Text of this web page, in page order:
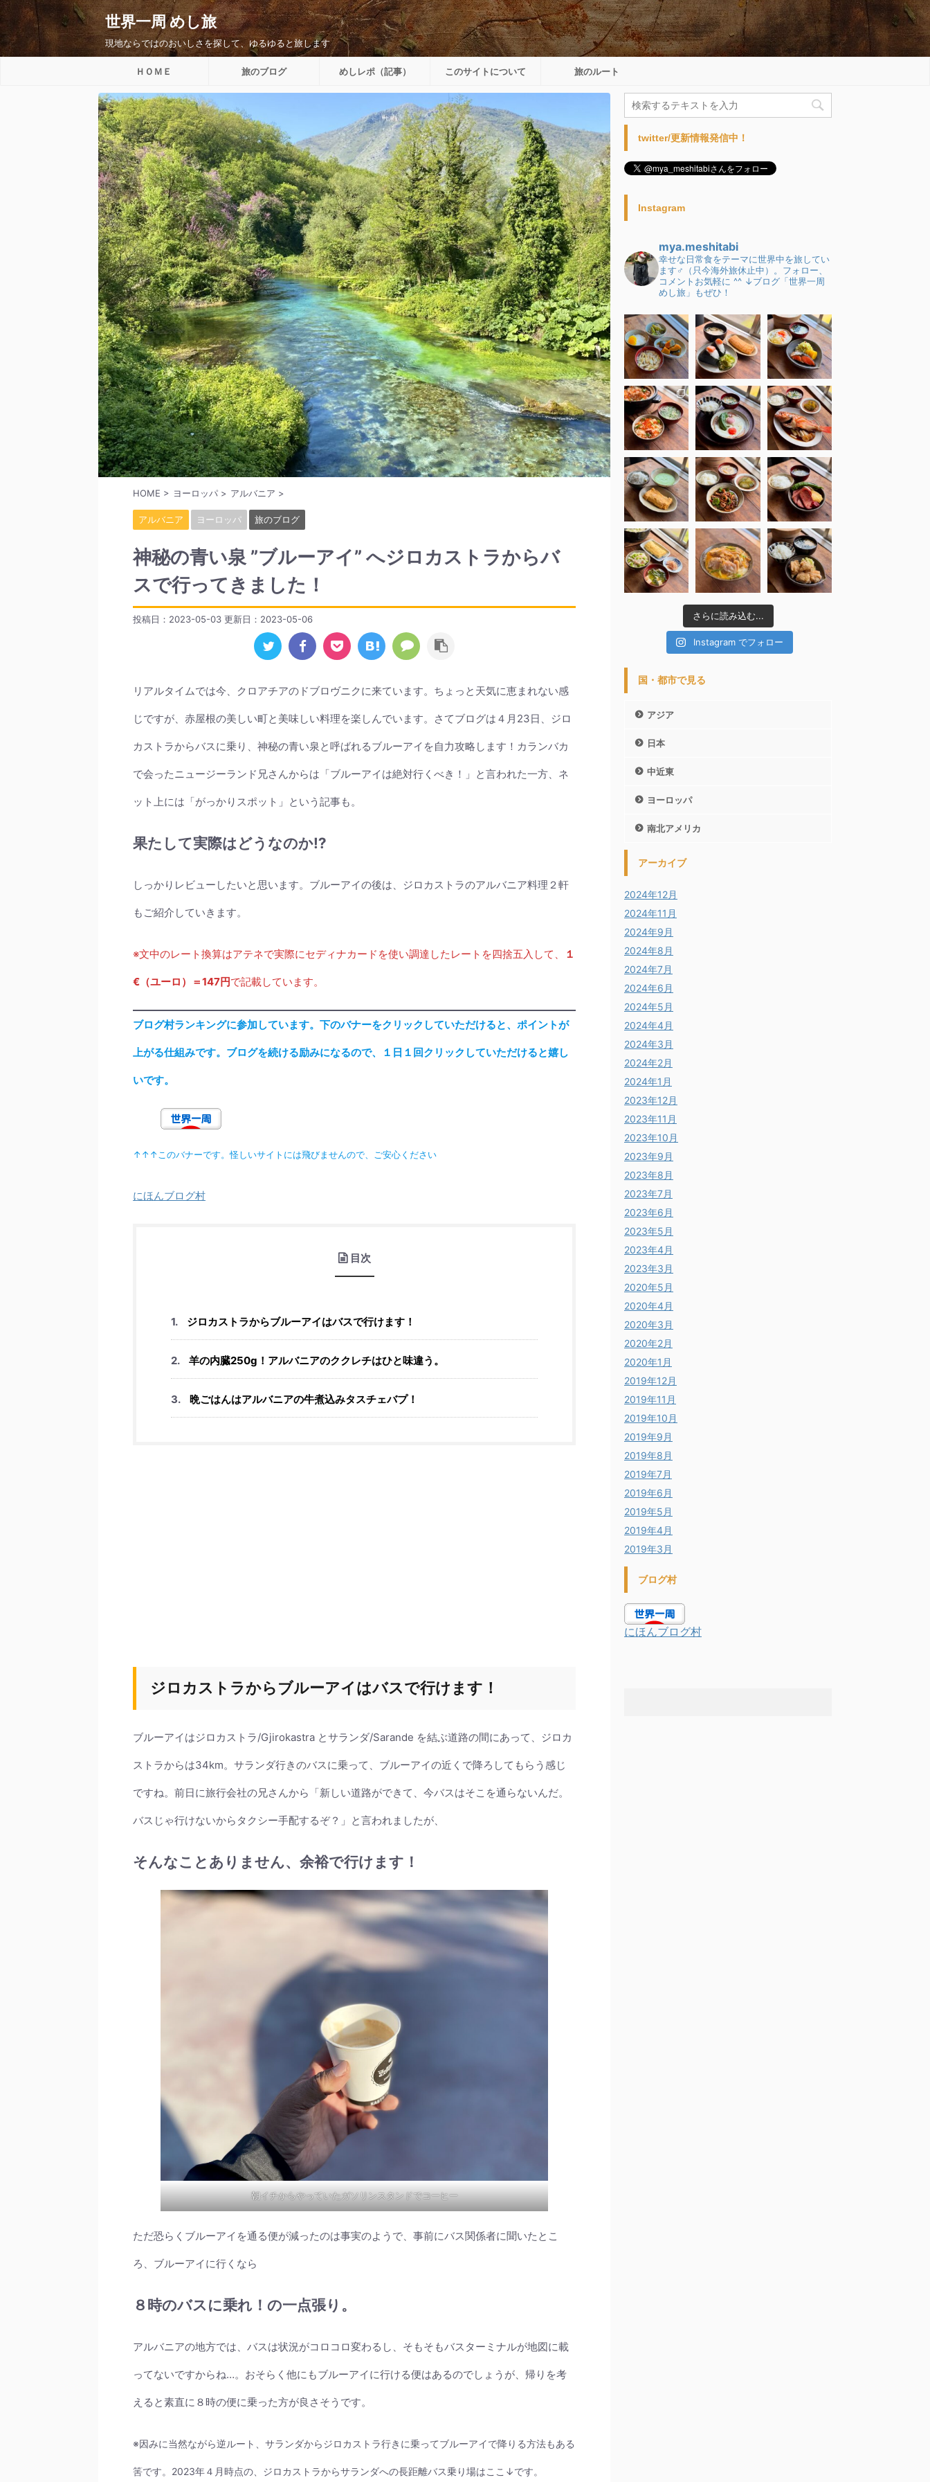
世界一周 めし旅
現地ならではのおいしさを探して、ゆるゆると旅します
ＨＯＭＥ 旅のブログ めしレポ（記事） このサイトについて 旅のルート
HOME > ヨーロッパ > アルバニア >
アルバニア ヨーロッパ 旅のブログ
神秘の青い泉 ”ブルーアイ” へジロカストラからバ
スで行ってきました！
投稿日：2023-05-03 更新日： 2023-05-06
リアルタイムでは今、クロアチアのドブロヴニクに来ています。ちょっと天気に恵まれない感
じですが、赤屋根の美しい町と美味しい料理を楽しんでいます。さてブログは４月23日、ジロ
カストラからバスに乗り、神秘の青い泉と呼ばれるブルーアイを自力攻略します！カランバカ
で会ったニュージーランド兄さんからは「ブルーアイは絶対行くべき！」と言われた一方、ネ
ット上には「がっかりスポット」という記事も。
果たして実際はどうなのか⁉︎
しっかりレビューしたいと思います。ブルーアイの後は、ジロカストラのアルバニア料理２軒
もご紹介していきます。
※文中のレート換算はアテネで実際にセディナカードを使い調達したレートを四捨五入して、 １
€（ユーロ）＝147円で記載しています。
ブログ村ランキングに参加しています。下のバナーをクリックしていただけると、ポイントが
上がる仕組みです。ブログを続ける励みになるので、１日１回クリックしていただけると嬉し
いです。
↑↑↑このバナーです。怪しいサイトには飛びませんので、ご安心ください
にほんブログ村
目次
ジロカストラからブルーアイはバスで行けます！
羊の内臓250g！アルバニアのククレチはひと味違う。
晩ごはんはアルバニアの牛煮込みタスチェバプ！
ジロカストラからブルーアイはバスで行けます！
ブルーアイはジロカストラ/Gjirokastra とサランダ/Sarande を結ぶ道路の間にあって、ジロカ
ストラからは34km。サランダ行きのバスに乗って、ブルーアイの近くで降ろしてもらう感じ
ですね。前日に旅行会社の兄さんから「新しい道路ができて、今バスはそこを通らないんだ。
バスじゃ行けないからタクシー手配するぞ？」と言われましたが、
そんなことありません、余裕で行けます！
朝イチからやっていたガソリンスタンドでコーヒー
ただ恐らくブルーアイを通る便が減ったのは事実のようで、事前にバス関係者に聞いたとこ
ろ、ブルーアイに行くなら
８時のバスに乗れ！の一点張り。
アルバニアの地方では、バスは状況がコロコロ変わるし、そもそもバスターミナルが地図に載
ってないですからね…。おそらく他にもブルーアイに行ける便はあるのでしょうが、帰りを考
えると素直に８時の便に乗った方が良さそうです。
※因みに当然ながら逆ルート、サランダからジロカストラ行きに乗ってブルーアイで降りる方法もある
筈です。2023年４月時点の、ジロカストラからサランダへの長距離バス乗り場はここ↓です。
twitter/更新情報発信中！
Instagram
mya.meshitabi
幸せな日常食をテーマに世界中を旅してい
ます♂（只今海外旅休止中）。フォロー、
コメントお気軽に ^^ ↓ブログ「世界一周
めし旅」もぜひ！
さらに読み込む...
Instagram でフォロー
国・都市で見る
アジア
日本
中近東
ヨーロッパ
南北アメリカ
アーカイブ
2024年12月
2024年11月
2024年9月
2024年8月
2024年7月
2024年6月
2024年5月
2024年4月
2024年3月
2024年2月
2024年1月
2023年12月
2023年11月
2023年10月
2023年9月
2023年8月
2023年7月
2023年6月
2023年5月
2023年4月
2023年3月
2020年5月
2020年4月
2020年3月
2020年2月
2020年1月
2019年12月
2019年11月
2019年10月
2019年9月
2019年8月
2019年7月
2019年6月
2019年5月
2019年4月
2019年3月
ブログ村
にほんブログ村